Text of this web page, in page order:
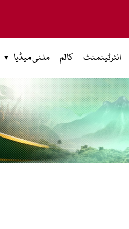
انٹرٹینمنٹ کالم ملٹی میڈیا